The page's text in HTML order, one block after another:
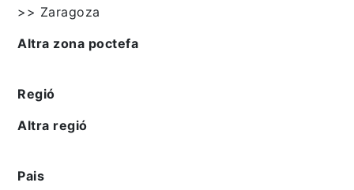
>> Zaragoza
Altra zona poctefa
Regió
Altra regió
Pais